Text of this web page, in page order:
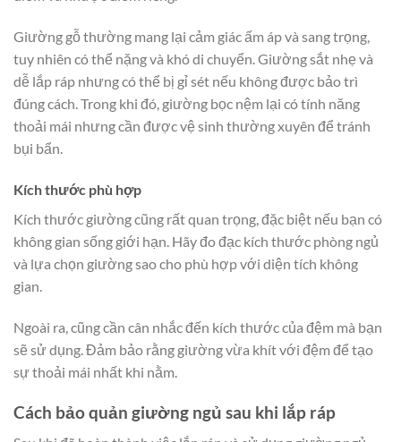
Giường gỗ thường mang lại cảm giác ấm áp và sang trọng,
tuy nhiên có thể nặng và khó di chuyển. Giường sắt nhẹ và
dễ lắp ráp nhưng có thể bị gỉ sét nếu không được bảo trì
đúng cách. Trong khi đó, giường bọc nệm lại có tính năng
thoải mái nhưng cần được vệ sinh thường xuyên để tránh
bụi bẩn.
Kích thước phù hợp
Kích thước giường cũng rất quan trọng, đặc biệt nếu bạn có
không gian sống giới hạn. Hãy đo đạc kích thước phòng ngủ
và lựa chọn giường sao cho phù hợp với diện tích không
gian.
Ngoài ra, cũng cần cân nhắc đến kích thước của đệm mà bạn
sẽ sử dụng. Đảm bảo rằng giường vừa khít với đệm để tạo
sự thoải mái nhất khi nằm.
Cách bảo quản giường ngủ sau khi lắp ráp